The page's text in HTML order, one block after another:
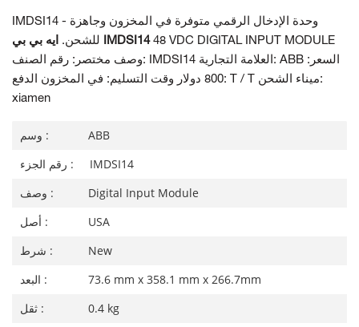
IMDSI14 - وحدة الإدخال الرقمي متوفرة في المخزون وجاهزة
للشحن. ايه بي بي IMDSI1448 VDC DIGITAL INPUT MODULE
وصف مختصر: رقم الصنف: IMDSI14 العلامة التجارية: ABB السعر:
800 دولار وقت التسليم: في المخزون الدفع: T / T ميناء الشحن:
xiamen
وسم :
ABB
رقم الجزء :
IMDSI14
وصف :
Digital Input Module
أصل :
USA
شرط :
New
البعد :
73.6 mm x 358.1 mm x 266.7mm
ثقل :
0.4 kg